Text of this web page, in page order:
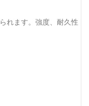
れます。強度、耐久性